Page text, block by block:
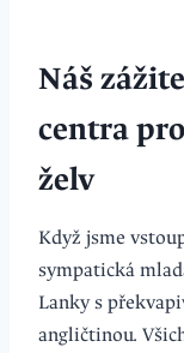
Náš
centra
želv
Když jsme
sympatická
Lanky s
angličtinou.